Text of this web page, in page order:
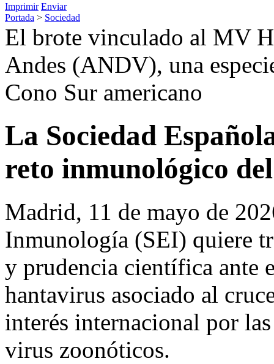
Imprimir Enviar
Portada > Sociedad
El brote vinculado al MV
Andes (ANDV), una
Cono Sur americano
La Sociedad
reto inmunológico
Madrid, 11 de mayo de
Inmunología (SEI) quiere
y prudencia científica ante
hantavirus asociado al
interés internacional por
virus zoonóticos.